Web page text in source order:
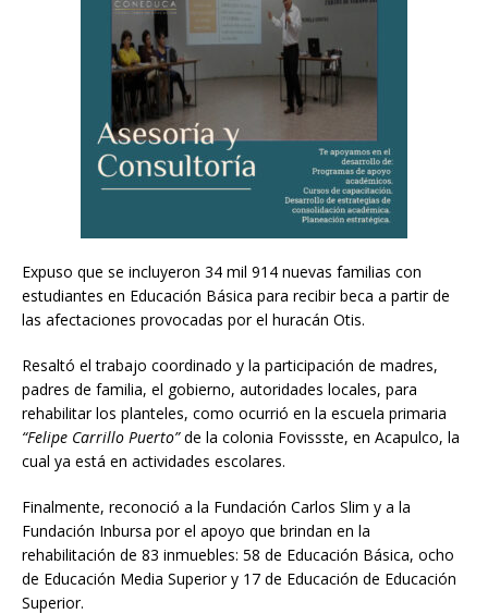
Expuso que se incluyeron 34 mil 914 nuevas familias con
estudiantes en Educación Básica para recibir beca a partir de
las afectaciones provocadas por el huracán Otis.
Resaltó el trabajo coordinado y la participación de madres,
padres de familia, el gobierno, autoridades locales, para
rehabilitar los planteles, como ocurrió en la escuela primaria
“Felipe Carrillo Puerto”de la colonia Fovissste, en Acapulco, la
cual ya está en actividades escolares.
Finalmente, reconoció a la Fundación Carlos Slim y a la
Fundación Inbursa por el apoyo que brindan en la
rehabilitación de 83 inmuebles: 58 de Educación Básica, ocho
de Educación Media Superior y 17 de Educación de Educación
Superior.